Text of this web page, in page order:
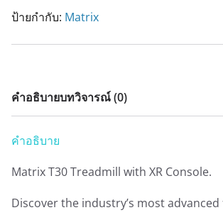
ป้ายกำกับ: Matrix
คำอธิบายบทวิจารณ์ (0)
คำอธิบาย
Matrix T30 Treadmill with XR Console.
Discover the industry’s most